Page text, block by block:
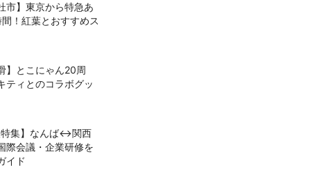
市】東京から特急あ
！紅葉とおすすめス
】とこにゃん20周
ティとのコラボグッ
特集】なんば↔関西
際会議・企業研修を
イド